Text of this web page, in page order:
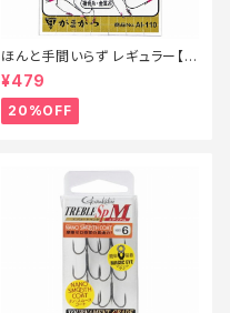
ほんと手間いらず レギュラー【特
価仕掛】【20】
¥479
20%OFF